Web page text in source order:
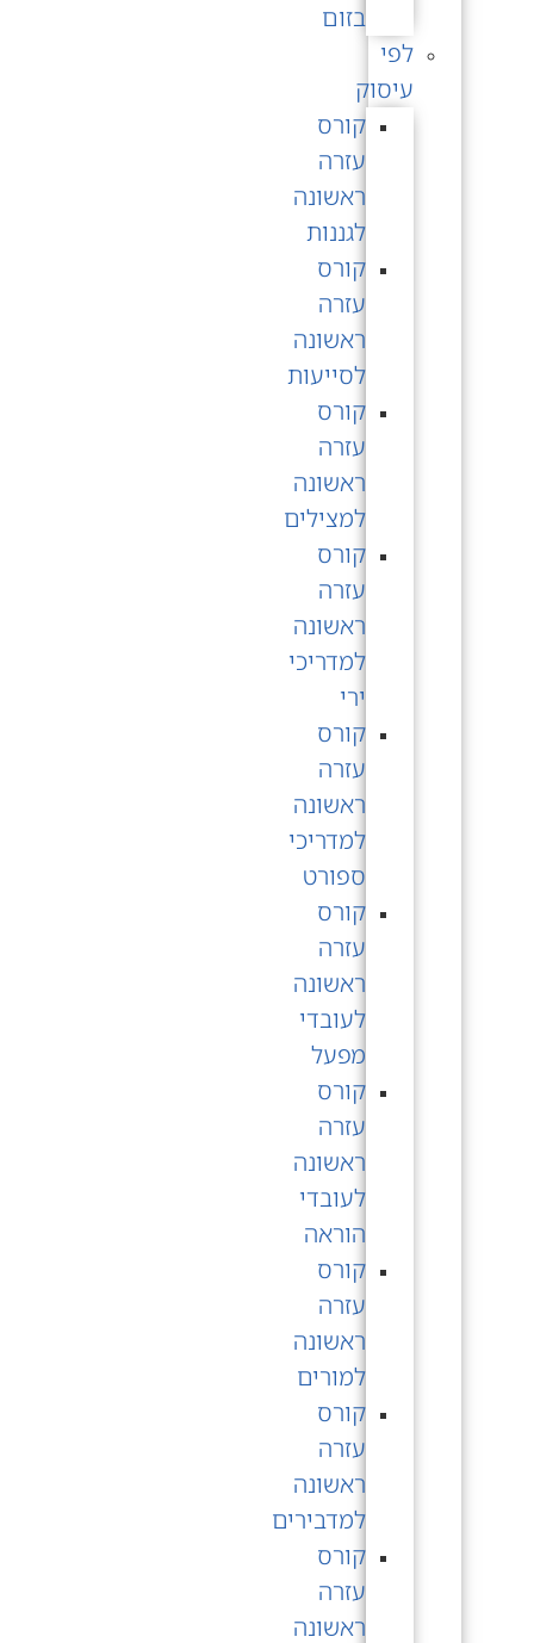
בזום
לפי
עיסוק
קורס
עזרה
ראשונה
לגננות
קורס
עזרה
ראשונה
לסייעות
קורס
עזרה
ראשונה
למצילים
קורס
עזרה
ראשונה
למדריכי
ירי
קורס
עזרה
ראשונה
למדריכי
ספורט
קורס
עזרה
ראשונה
לעובדי
מפעל
קורס
עזרה
ראשונה
לעובדי
הוראה
קורס
עזרה
ראשונה
למורים
קורס
עזרה
ראשונה
למדבירים
קורס
עזרה
ראשונה